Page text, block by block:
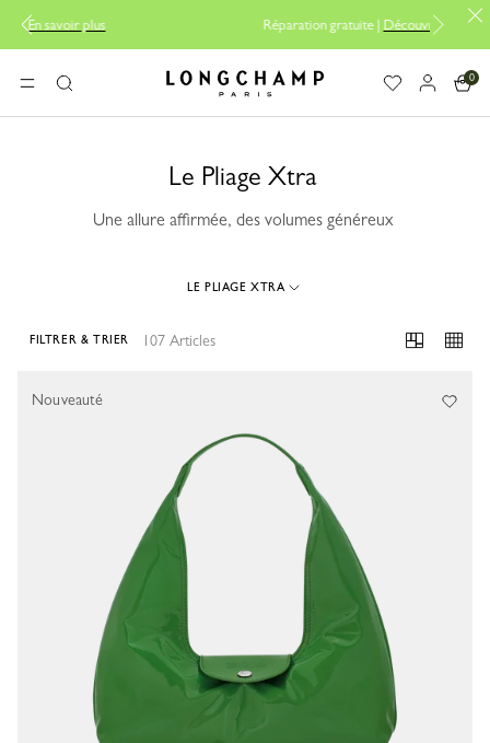
Découvrir le service de réparation
MENURechercher Longchamp - Accueil
0
Le Pliage Xtra
Une allure affirmée, des volumes généreux
LE PLIAGE XTRA
107 Articles
FILTRER & TRIER
Nouveauté